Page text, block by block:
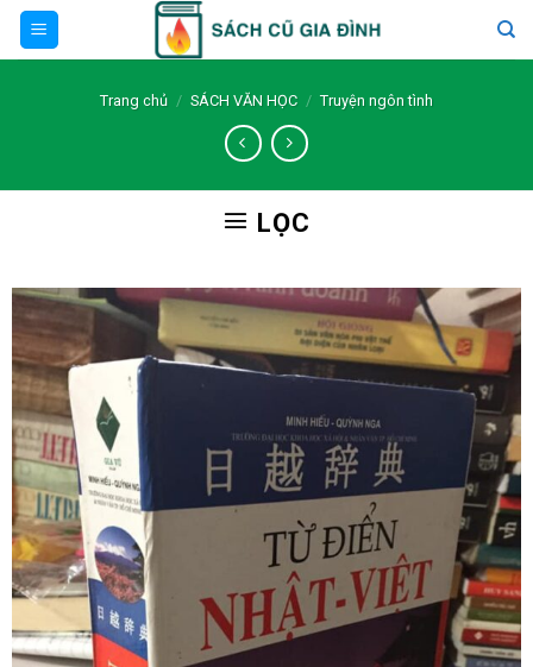
Skip
Trang chủ / SÁCH VĂN HỌC / Truyện ngôn tình
LỌC